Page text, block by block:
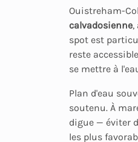
Ouistreham-
calvadosienne,
spot est
reste
se mettre à
Plan d'eau
soutenu. À
digue — éviter
les plus